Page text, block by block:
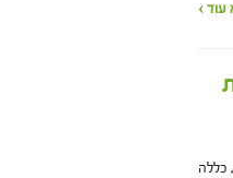
עוד ›
מכל הארץ, כללה